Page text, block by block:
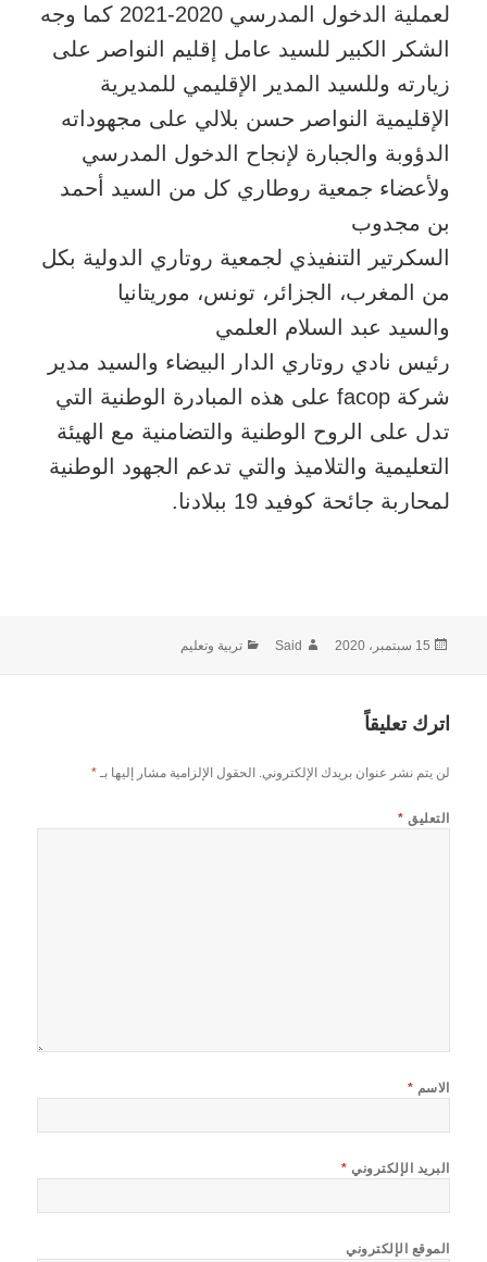
لعملية الدخول المدرسي 2020-2021 كما وجه
الشكر الكبير للسيد عامل إقليم النواصر على
زيارته وللسيد المدير الإقليمي للمديرية
الإقليمية النواصر حسن بلالي على مجهوداته
الدؤوبة والجبارة لإنجاح الدخول المدرسي
ولأعضاء جمعية روطاري كل من السيد أحمد
بن مجدوب
السكرتير التنفيذي لجمعية روتاري الدولية بكل
من المغرب، الجزائر، تونس، موريتانيا
والسيد عبد السلام العلمي
رئيس نادي روتاري الدار البيضاء والسيد مدير
شركة facop على هذه المبادرة الوطنية التي
تدل على الروح الوطنية والتضامنية مع الهيئة
التعليمية والتلاميذ والتي تدعم الجهود الوطنية
لمحاربة جائحة كوفيد 19 ببلادنا.
نُشرت
15 سبتمبر، 2020 الكاتب
Said التصنيفات
تربية وتعليم
اترك تعليقاً
لن يتم نشر عنوان بريدك الإلكتروني. الحقول الإلزامية مشار إليها بـ*
التعليق *
الاسم *
البريد الإلكتروني *
الموقع الإلكتروني